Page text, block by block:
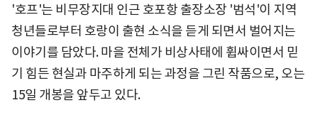
'호프'는 비무장지대 인근 호포항 출장소장 '범석'이 지역
청년들로부터 호랑이 출현 소식을 듣게 되면서 벌어지는
이야기를 담았다. 마을 전체가 비상사태에 휩싸이면서 믿
기 힘든 현실과 마주하게 되는 과정을 그린 작품으로, 오는
15일 개봉을 앞두고 있다.